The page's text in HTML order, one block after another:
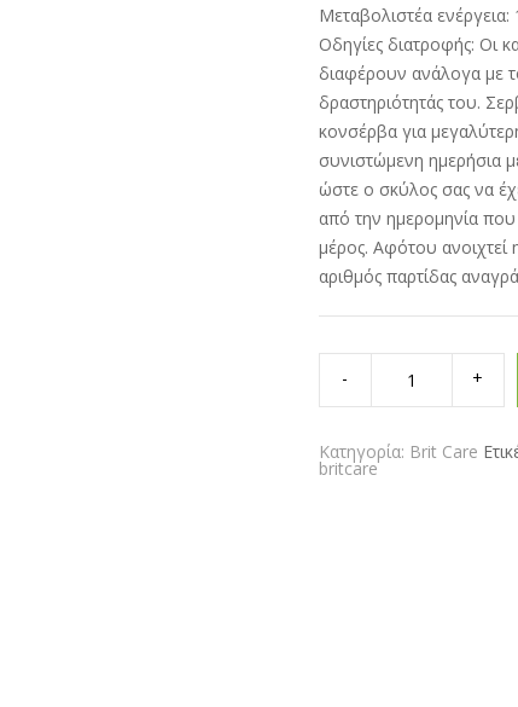
Μεταβολιστέα
Οδηγίες διατροφής: Οι
διαφέρουν ανάλογα με
δραστηριότητάς του.
κονσέρβα για
συνιστώμενη ημερήσια
ώστε ο σκύλος σας να
από την ημερομηνία που
μέρος. Αφότου ανοιχτεί
αριθμός παρτίδας
Brit
Premium
Lamb
Buckwheat
800gr
quantity
Κατηγορία: Brit Care
britcare